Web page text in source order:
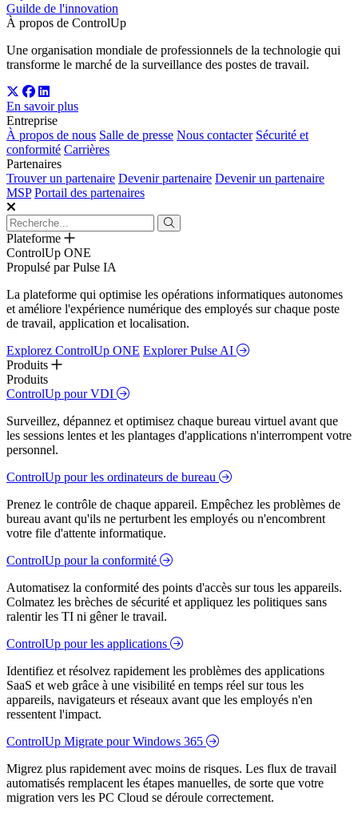
Guilde de l'innovation
À propos de ControlUp
Une organisation mondiale de professionnels de la technologie qui
transforme le marché de la surveillance des postes de travail.
En savoir plus
Entreprise
À propos de nous Salle de presse Nous contacter Sécurité et
conformité Carrières
Partenaires
Trouver un partenaire Devenir partenaire Devenir un partenaire
MSP Portail des partenaires
Plateforme
ControlUp ONE
Propulsé par Pulse IA
La plateforme qui optimise les opérations informatiques autonomes
et améliore l'expérience numérique des employés sur chaque poste
de travail, application et localisation.
Explorez ControlUp ONE Explorer Pulse AI
Produits
Produits
ControlUp pour VDI
Surveillez, dépannez et optimisez chaque bureau virtuel avant que
les sessions lentes et les plantages d'applications n'interrompent votre
personnel.
ControlUp pour les ordinateurs de bureau
Prenez le contrôle de chaque appareil. Empêchez les problèmes de
bureau avant qu'ils ne perturbent les employés ou n'encombrent
votre file d'attente informatique.
ControlUp pour la conformité
Automatisez la conformité des points d'accès sur tous les appareils.
Colmatez les brèches de sécurité et appliquez les politiques sans
ralentir les TI ni gêner le travail.
ControlUp pour les applications
Identifiez et résolvez rapidement les problèmes des applications
SaaS et web grâce à une visibilité en temps réel sur tous les
appareils, navigateurs et réseaux avant que les employés n'en
ressentent l'impact.
ControlUp Migrate pour Windows 365
Migrez plus rapidement avec moins de risques. Les flux de travail
automatisés remplacent les étapes manuelles, de sorte que votre
migration vers les PC Cloud se déroule correctement.